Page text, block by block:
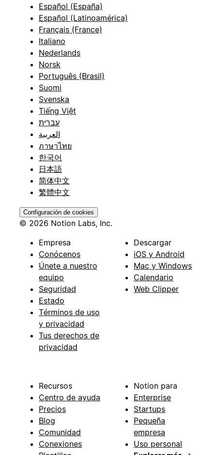
Español (España)
Español (Latinoamérica)
Français (France)
Italiano
Nederlands
Norsk
Português (Brasil)
Suomi
Svenska
Tiếng Việt
עברית
العربية
ภาษาไทย
한국어
日本語
简体中文
繁體中文
Configuración de cookies
© 2026 Notion Labs, Inc.
Empresa
Conócenos
Únete a nuestro
equipo
Seguridad
Estado
Términos de uso
y privacidad
Tus derechos de
privacidad
Descargar
iOS y Android
Mac y Windows
Calendario
Web Clipper
Recursos
Centro de ayuda
Precios
Blog
Comunidad
Conexiones
Notion para
Enterprise
Startups
Pequeña
empresa
Uso personal